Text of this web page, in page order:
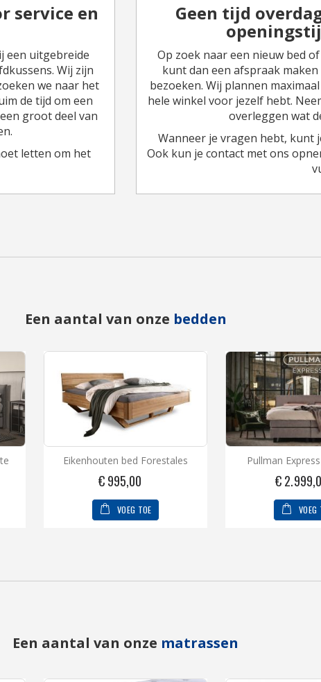
service en
een uitgebreide
Wij zijn
we naar het
de tijd om een
groot deel van
letten om het
Geen tijd
Op zoek naar een nieuw bed
kunt dan een afspraak
bezoeken. Wij plannen
hele winkel voor jezelf hebt.
overleggen wat
Wanneer je vragen hebt, kunt
Ook kun je contact met ons
Een aantal van onze bedden
Eikenhouten bed Forestales
€ 995,00
VOEG TOE
Pullman
€
VOEG
Een aantal van onze matrassen